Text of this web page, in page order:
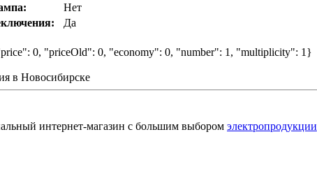
Нет
Да
0, "priceOld": 0, "economy": 0, "number": 1, "multiplicity": 1}
в Новосибирске
интернет-магазин с большим выбором электропродукции